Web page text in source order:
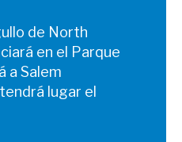
de North
en el Parque
a Salem
lugar el